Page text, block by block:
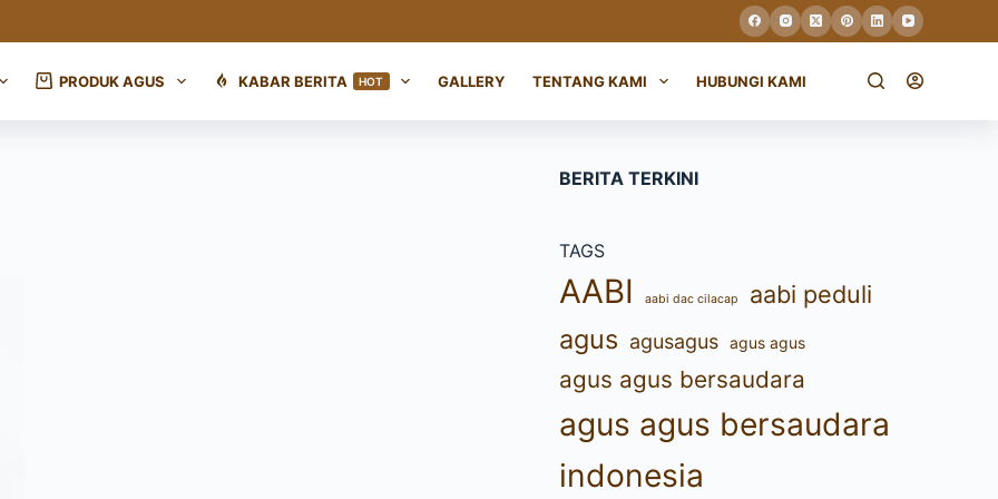
PRODUK AGUS KABAR BERITA HOT GALLERY TENTANG KAMI HUBUNGI KAMI
BERITA TERKINI
TAGS
AABI aabi dac cilacap aabi peduli
agus agusagus agus agus
agus agus bersaudara
agus agus bersaudara
indonesia